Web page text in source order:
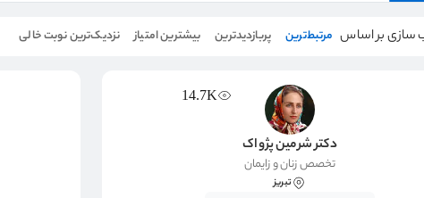
سازی بر اساس مرتبط‌ترین پربازدیدترین بیشترین امتیاز نزدیک‌ترین نوبت خالی
14.7K
دکتر شرمین پژواک
تخصص زنان و زایمان
تبریز